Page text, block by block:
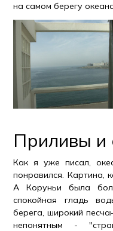
на самом берегу
Приливы и
Как я уже писал,
понравился. Картина,
А Коруньи была
спокойная гладь
берега, широкий
непонятным -